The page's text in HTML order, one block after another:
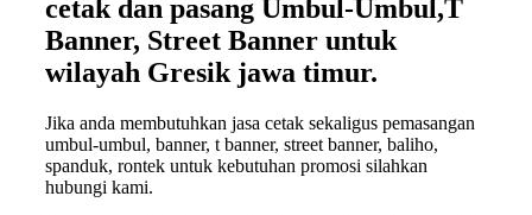
cetak dan pasang Umbul-Umbul,T
Banner, Street Banner untuk
wilayah Gresik jawa timur.
Jika anda membutuhkan jasa cetak sekaligus pemasangan
umbul-umbul, banner, t banner, street banner, baliho,
spanduk, rontek untuk kebutuhan promosi silahkan
hubungi kami.